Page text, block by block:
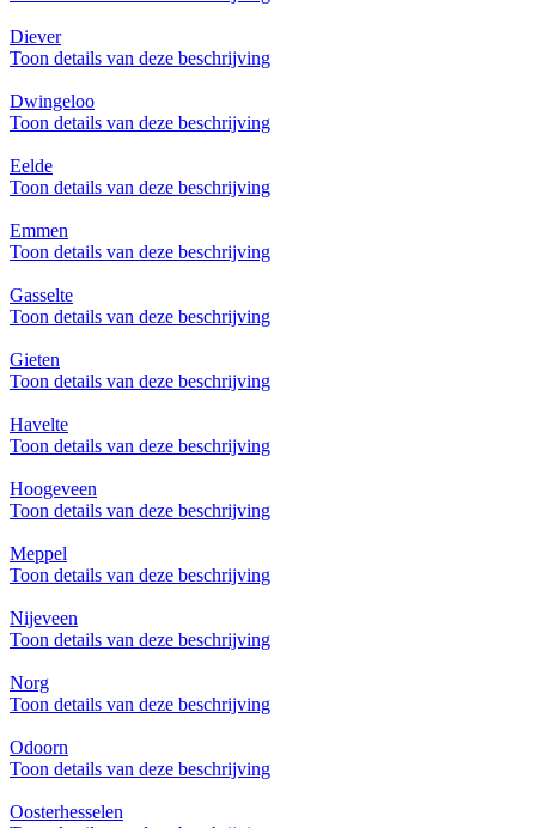
Diever
Toon details van deze beschrijving
Dwingeloo
Toon details van deze beschrijving
Eelde
Toon details van deze beschrijving
Emmen
Toon details van deze beschrijving
Gasselte
Toon details van deze beschrijving
Gieten
Toon details van deze beschrijving
Havelte
Toon details van deze beschrijving
Hoogeveen
Toon details van deze beschrijving
Meppel
Toon details van deze beschrijving
Nijeveen
Toon details van deze beschrijving
Norg
Toon details van deze beschrijving
Odoorn
Toon details van deze beschrijving
Oosterhesselen